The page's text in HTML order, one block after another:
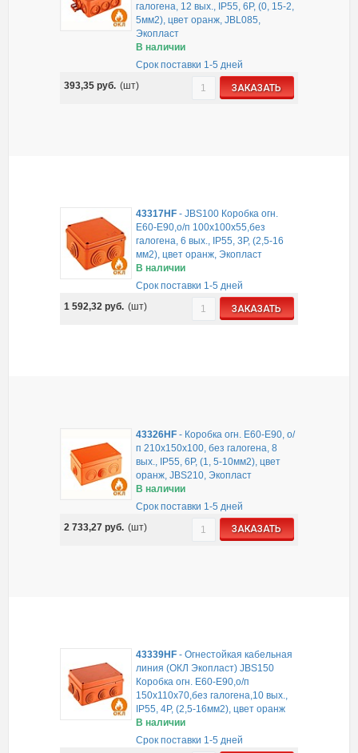
галогена, 12 вых., IP55, 6P, (0, 15-2,
5мм2), цвет оранж, JBL085,
Экопласт
В наличии
Срок поставки 1-5 дней
393,35руб. (шт) ЗАКАЗАТЬ
43317HF -JBS100 Коробка огн.
E60-E90,о/п 100х100х55,без
галогена, 6 вых., IP55, 3P, (2,5-16
мм2), цвет оранж, Экопласт
В наличии
Срок поставки 1-5 дней
1 592,32руб. (шт) ЗАКАЗАТЬ
43326HF - Коробка огн. E60-E90, о/
п 210х150х100, без галогена, 8
вых., IP55, 6P, (1, 5-10мм2), цвет
оранж, JBS210, Экопласт
В наличии
Срок поставки 1-5 дней
2 733,27руб. (шт) ЗАКАЗАТЬ
43339HF -Огнестойкая кабельная
линия (ОКЛ Экопласт) JBS150
Коробка огн. E60-E90,о/п
150х110х70,без галогена,10 вых.,
IP55, 4Р, (2,5-16мм2), цвет оранж
В наличии
Срок поставки 1-5 дней